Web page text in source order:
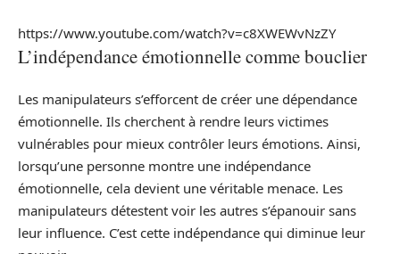
https://www.youtube.com/watch?v=c8XWEWvNzZY
L’indépendance émotionnelle comme bouclier
Les manipulateurs s’efforcent de créer une dépendance
émotionnelle. Ils cherchent à rendre leurs victimes
vulnérables pour mieux contrôler leurs émotions. Ainsi,
lorsqu’une personne montre une indépendance
émotionnelle, cela devient une véritable menace. Les
manipulateurs détestent voir les autres s’épanouir sans
leur influence. C’est cette indépendance qui diminue leur